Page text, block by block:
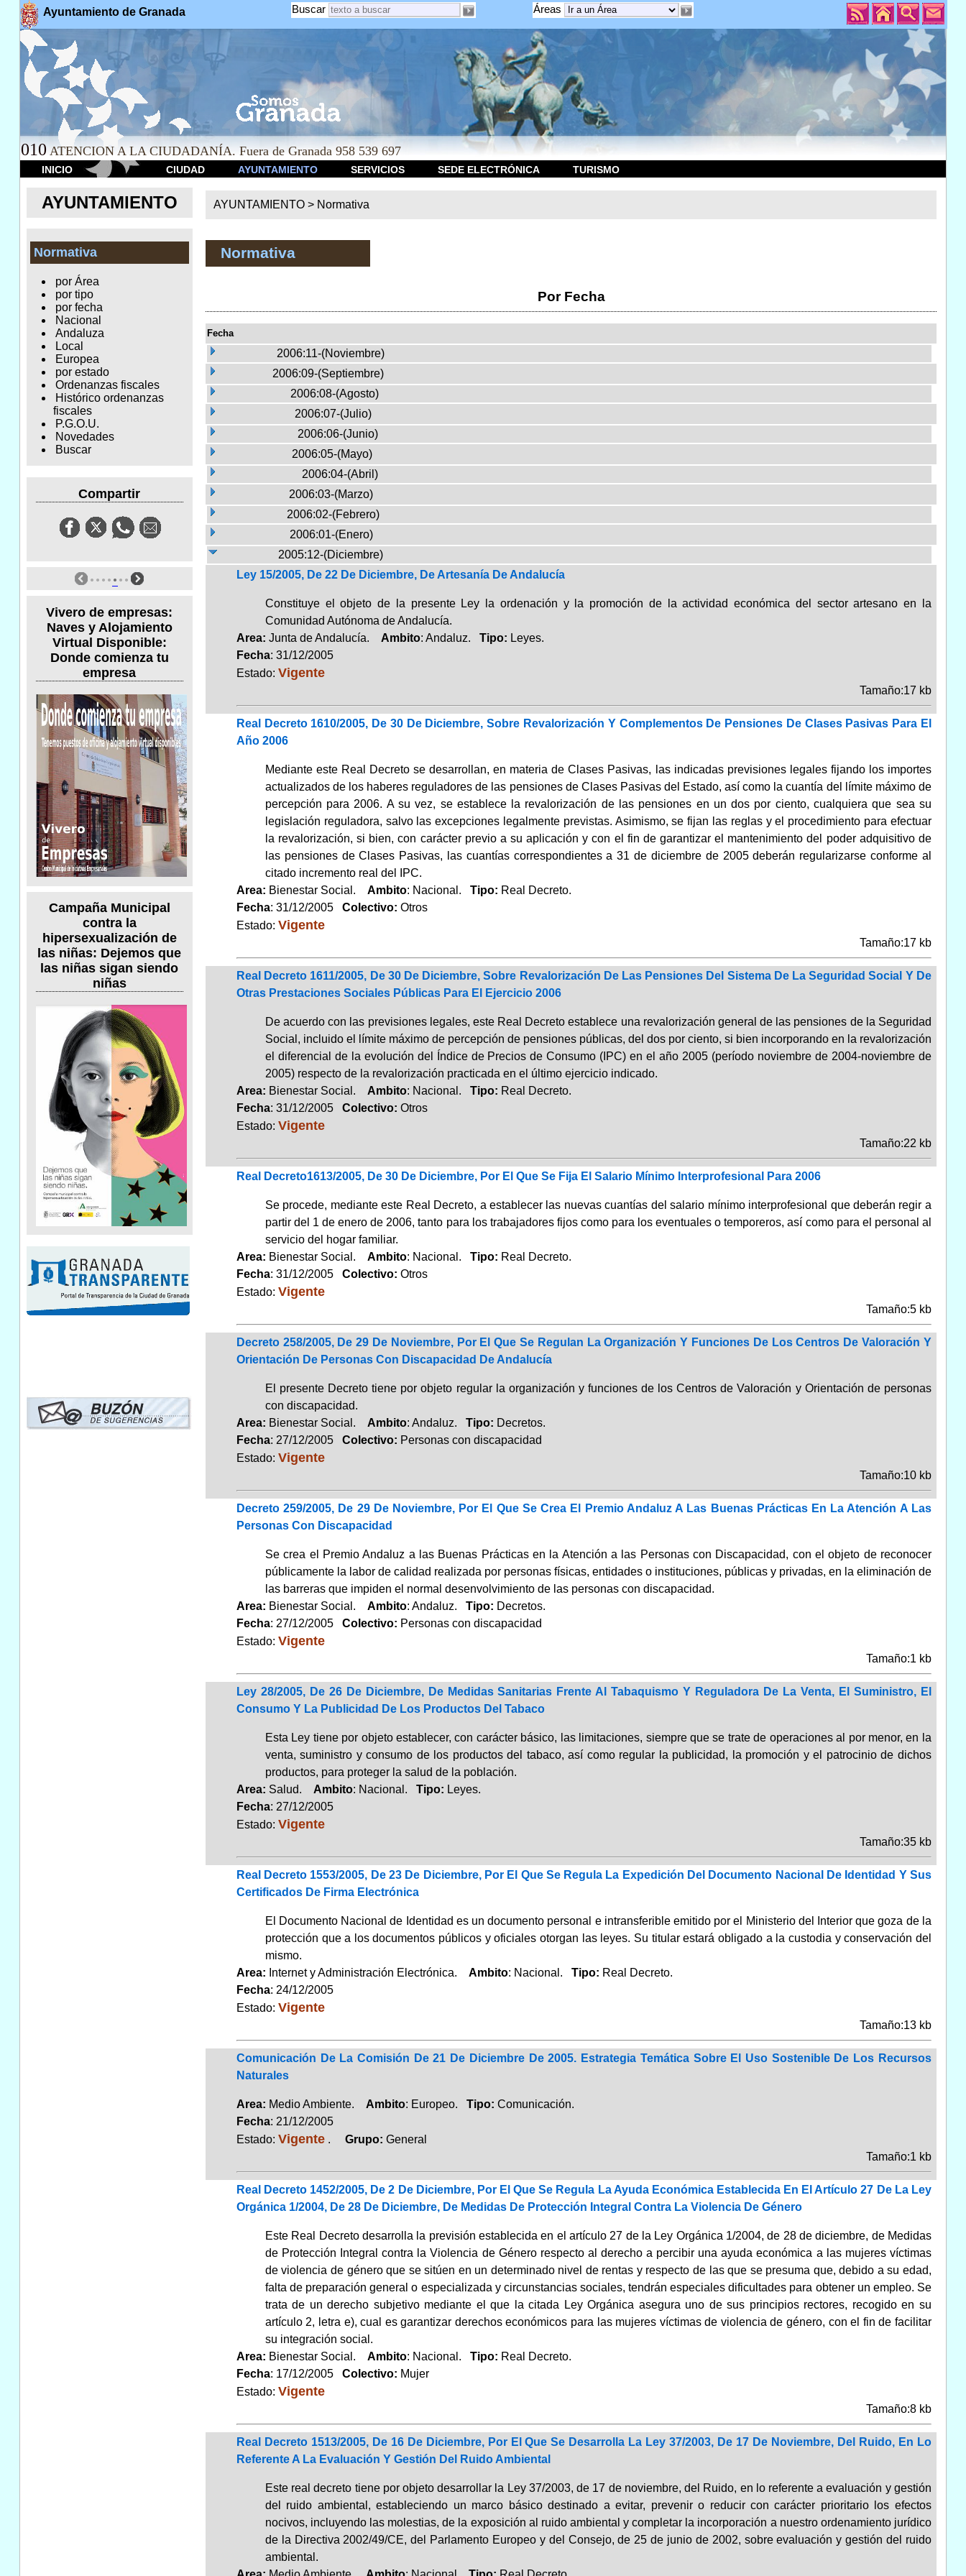
Ayuntamiento de Granada Áreas
Buscar
010 ATENCION A LA CIUDADANÍA. Fuera de Granada 958 539 697
INICIO CIUDAD AYUNTAMIENTO SERVICIOS SEDE ELECTRÓNICA TURISMO
AYUNTAMIENTO
Normativa
por Área
por tipo
por fecha
Nacional
Andaluza
Local
Europea
por estado
Ordenanzas fiscales
Histórico ordenanzas
fiscales
P.G.O.U.
Novedades
Buscar
Compartir
Vivero de empresas:
Naves y Alojamiento
Virtual Disponible:
Donde comienza tu
empresa
Campaña Municipal
contra la
hipersexualización de
las niñas: Dejemos que
las niñas sigan siendo
niñas
AYUNTAMIENTO > Normativa
Normativa
Por Fecha
Fecha
2006:11-(Noviembre)
2006:09-(Septiembre)
2006:08-(Agosto)
2006:07-(Julio)
2006:06-(Junio)
2006:05-(Mayo)
2006:04-(Abril)
2006:03-(Marzo)
2006:02-(Febrero)
2006:01-(Enero)
2005:12-(Diciembre)
Ley 15/2005, De 22 De Diciembre, De Artesanía De Andalucía
Constituye el objeto de la presente Ley la ordenación y la promoción de la actividad económica del sector artesano en la
Comunidad Autónoma de Andalucía.
Area: Junta de Andalucía. Ambito: Andaluz. Tipo: Leyes.
Fecha: 31/12/2005
Estado: Vigente
Tamaño:17 kb
Real Decreto 1610/2005, De 30 De Diciembre, Sobre Revalorización Y Complementos De Pensiones De Clases Pasivas Para El
Año 2006
Mediante este Real Decreto se desarrollan, en materia de Clases Pasivas, las indicadas previsiones legales fijando los importes
actualizados de los haberes reguladores de las pensiones de Clases Pasivas del Estado, así como la cuantía del límite máximo de
percepción para 2006. A su vez, se establece la revalorización de las pensiones en un dos por ciento, cualquiera que sea su
legislación reguladora, salvo las excepciones legalmente previstas. Asimismo, se fijan las reglas y el procedimiento para efectuar
la revalorización, si bien, con carácter previo a su aplicación y con el fin de garantizar el mantenimiento del poder adquisitivo de
las pensiones de Clases Pasivas, las cuantías correspondientes a 31 de diciembre de 2005 deberán regularizarse conforme al
citado incremento real del IPC.
Area: Bienestar Social. Ambito: Nacional. Tipo: Real Decreto.
Fecha: 31/12/2005Colectivo: Otros
Estado: Vigente
Tamaño:17 kb
Real Decreto 1611/2005, De 30 De Diciembre, Sobre Revalorización De Las Pensiones Del Sistema De La Seguridad Social Y De
Otras Prestaciones Sociales Públicas Para El Ejercicio 2006
De acuerdo con las previsiones legales, este Real Decreto establece una revalorización general de las pensiones de la Seguridad
Social, incluido el límite máximo de percepción de pensiones públicas, del dos por ciento, si bien incorporando en la revalorización
el diferencial de la evolución del Índice de Precios de Consumo (IPC) en el año 2005 (período noviembre de 2004-noviembre de
2005) respecto de la revalorización practicada en el último ejercicio indicado.
Area: Bienestar Social. Ambito: Nacional. Tipo: Real Decreto.
Fecha: 31/12/2005Colectivo: Otros
Estado: Vigente
Tamaño:22 kb
Real Decreto1613/2005, De 30 De Diciembre, Por El Que Se Fija El Salario Mínimo Interprofesional Para 2006
Se procede, mediante este Real Decreto, a establecer las nuevas cuantías del salario mínimo interprofesional que deberán regir a
partir del 1 de enero de 2006, tanto para los trabajadores fijos como para los eventuales o temporeros, así como para el personal al
servicio del hogar familiar.
Area: Bienestar Social. Ambito: Nacional. Tipo: Real Decreto.
Fecha: 31/12/2005Colectivo: Otros
Estado: Vigente
Tamaño:5 kb
Decreto 258/2005, De 29 De Noviembre, Por El Que Se Regulan La Organización Y Funciones De Los Centros De Valoración Y
Orientación De Personas Con Discapacidad De Andalucía
El presente Decreto tiene por objeto regular la organización y funciones de los Centros de Valoración y Orientación de personas
con discapacidad.
Area: Bienestar Social. Ambito: Andaluz. Tipo: Decretos.
Fecha: 27/12/2005Colectivo: Personas con discapacidad
Estado: Vigente
Tamaño:10 kb
Decreto 259/2005, De 29 De Noviembre, Por El Que Se Crea El Premio Andaluz A Las Buenas Prácticas En La Atención A Las
Personas Con Discapacidad
Se crea el Premio Andaluz a las Buenas Prácticas en la Atención a las Personas con Discapacidad, con el objeto de reconocer
públicamente la labor de calidad realizada por personas físicas, entidades o instituciones, públicas y privadas, en la eliminación de
las barreras que impiden el normal desenvolvimiento de las personas con discapacidad.
Area: Bienestar Social. Ambito: Andaluz. Tipo: Decretos.
Fecha: 27/12/2005Colectivo: Personas con discapacidad
Estado: Vigente
Tamaño:1 kb
Ley 28/2005, De 26 De Diciembre, De Medidas Sanitarias Frente Al Tabaquismo Y Reguladora De La Venta, El Suministro, El
Consumo Y La Publicidad De Los Productos Del Tabaco
Esta Ley tiene por objeto establecer, con carácter básico, las limitaciones, siempre que se trate de operaciones al por menor, en la
venta, suministro y consumo de los productos del tabaco, así como regular la publicidad, la promoción y el patrocinio de dichos
productos, para proteger la salud de la población.
Area: Salud. Ambito: Nacional. Tipo: Leyes.
Fecha: 27/12/2005
Estado: Vigente
Tamaño:35 kb
Real Decreto 1553/2005, De 23 De Diciembre, Por El Que Se Regula La Expedición Del Documento Nacional De Identidad Y Sus
Certificados De Firma Electrónica
El Documento Nacional de Identidad es un documento personal e intransferible emitido por el Ministerio del Interior que goza de la
protección que a los documentos públicos y oficiales otorgan las leyes. Su titular estará obligado a la custodia y conservación del
mismo.
Area: Internet y Administración Electrónica. Ambito: Nacional. Tipo: Real Decreto.
Fecha: 24/12/2005
Estado: Vigente
Tamaño:13 kb
Comunicación De La Comisión De 21 De Diciembre De 2005. Estrategia Temática Sobre El Uso Sostenible De Los Recursos
Naturales
Area: Medio Ambiente. Ambito: Europeo. Tipo: Comunicación.
Fecha: 21/12/2005
Estado: Vigente. Grupo: General
Tamaño:1 kb
Real Decreto 1452/2005, De 2 De Diciembre, Por El Que Se Regula La Ayuda Económica Establecida En El Artículo 27 De La Ley
Orgánica 1/2004, De 28 De Diciembre, De Medidas De Protección Integral Contra La Violencia De Género
Este Real Decreto desarrolla la previsión establecida en el artículo 27 de la Ley Orgánica 1/2004, de 28 de diciembre, de Medidas
de Protección Integral contra la Violencia de Género respecto al derecho a percibir una ayuda económica a las mujeres víctimas
de violencia de género que se sitúen en un determinado nivel de rentas y respecto de las que se presuma que, debido a su edad,
falta de preparación general o especializada y circunstancias sociales, tendrán especiales dificultades para obtener un empleo. Se
trata de un derecho subjetivo mediante el que la citada Ley Orgánica asegura uno de sus principios rectores, recogido en su
artículo 2, letra e), cual es garantizar derechos económicos para las mujeres víctimas de violencia de género, con el fin de facilitar
su integración social.
Area: Bienestar Social. Ambito: Nacional. Tipo: Real Decreto.
Fecha: 17/12/2005Colectivo: Mujer
Estado: Vigente
Tamaño:8 kb
Real Decreto 1513/2005, De 16 De Diciembre, Por El Que Se Desarrolla La Ley 37/2003, De 17 De Noviembre, Del Ruido, En Lo
Referente A La Evaluación Y Gestión Del Ruido Ambiental
Este real decreto tiene por objeto desarrollar la Ley 37/2003, de 17 de noviembre, del Ruido, en lo referente a evaluación y gestión
del ruido ambiental, estableciendo un marco básico destinado a evitar, prevenir o reducir con carácter prioritario los efectos
nocivos, incluyendo las molestias, de la exposición al ruido ambiental y completar la incorporación a nuestro ordenamiento jurídico
de la Directiva 2002/49/CE, del Parlamento Europeo y del Consejo, de 25 de junio de 2002, sobre evaluación y gestión del ruido
ambiental.